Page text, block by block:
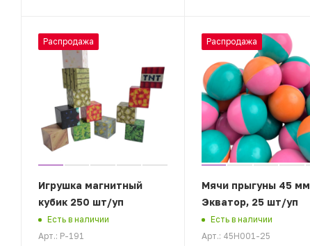
Распродажа
Игрушка магнитный
кубик 250 шт/уп
Есть в наличии
Арт.: Р-191
Распродажа
Мячи прыгуны 45 мм
Экватор, 25 шт/уп
Есть в наличии
Арт.: 45H001-25